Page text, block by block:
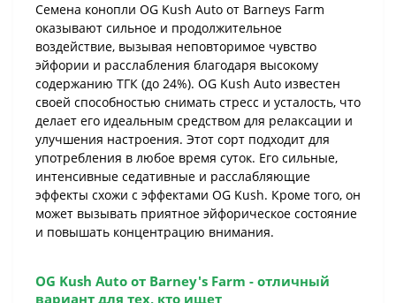
Семена конопли OG Kush Auto от Barneys Farm
оказывают сильное и продолжительное
воздействие, вызывая неповторимое чувство
эйфории и расслабления благодаря высокому
содержанию ТГК (до 24%). OG Kush Auto известен
своей способностью снимать стресс и усталость, что
делает его идеальным средством для релаксации и
улучшения настроения. Этот сорт подходит для
употребления в любое время суток. Его сильные,
интенсивные седативные и расслабляющие
эффекты схожи с эффектами OG Kush. Кроме того, он
может вызывать приятное эйфорическое состояние
и повышать концентрацию внимания.
OG Kush Auto от Barney's Farm - отличный
вариант для тех, кто ищет